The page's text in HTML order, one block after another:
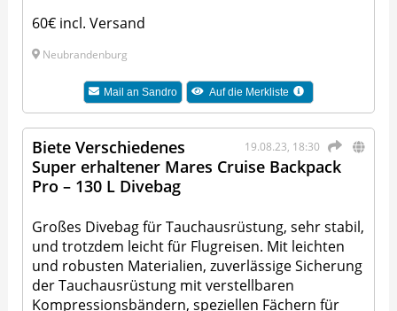
60€ incl. Versand
Neubrandenburg
Mail anSandro Auf die Merkliste
19.08.23, 18:30
Biete Verschiedenes
Super erhaltener Mares Cruise Backpack
Pro – 130 L Divebag
Großes Divebag für Tauchausrüstung, sehr stabil,
und trotzdem leicht für Flugreisen. Mit leichten
und robusten Materialien, zuverlässige Sicherung
der Tauchausrüstung mit verstellbaren
Kompressionsbändern, speziellen Fächern für